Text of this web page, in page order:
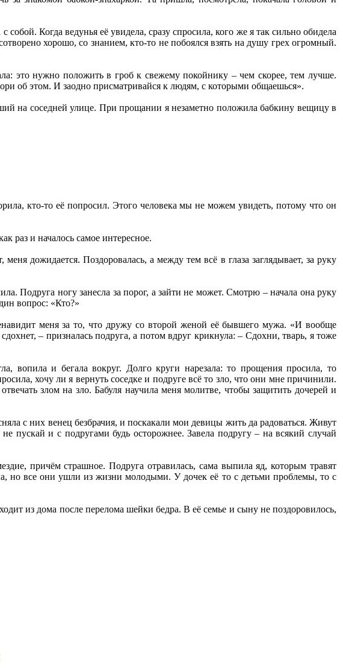
Когда ведунья её увидела, сразу спросила, кого же я так сильно обидела
хорошо, со знанием, кто-то не побоялся взять на душу грех огромный.
это нужно положить в гроб к свежему покойнику – чем скорее, тем лучше.
об этом. И заодно присматривайся к людям, с которыми общаешься».
на соседней улице. При прощании я незаметно положила бабкину вещицу в
кто-то её попросил. Этого человека мы не можем увидеть, потому что он
раз и началось самое интересное.
дожидается. Поздоровалась, а между тем всё в глаза заглядывает, за руку
Подруга ногу занесла за порог, а зайти не может. Смотрю – начала она руку
вопрос: «Кто?»
меня за то, что дружу со второй женой её бывшего мужа. «И вообще
– призналась подруга, а потом вдруг крикнула: – Сдохни, тварь, я тоже
и бегала вокруг. Долго круги нарезала: то прощения просила, то
хочу ли я вернуть соседке и подруге всё то зло, что они мне причинили.
злом на зло. Бабуля научила меня молитве, чтобы защитить дочерей и
с них венец безбрачия, и поскакали мои девицы жить да радоваться. Живут
пускай и с подругами будь осторожнее. Завела подругу – на всякий случай
причём страшное. Подруга отравилась, сама выпила яд, которым травят
но все они ушли из жизни молодыми. У дочек её то с детьми проблемы, то с
из дома после перелома шейки бедра. В её семье и сыну не поздоровилось,